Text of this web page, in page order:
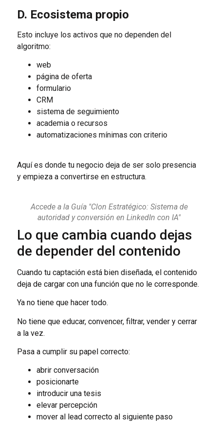
D. Ecosistema propio
Esto incluye los activos que no dependen del
algoritmo:
web
página de oferta
formulario
CRM
sistema de seguimiento
academia o recursos
automatizaciones mínimas con criterio
Aquí es donde tu negocio deja de ser solo presencia
y empieza a convertirse en estructura.
Accede a la Guía "Clon Estratégico: Sistema de
autoridad y conversión en LinkedIn con IA"
Lo que cambia cuando dejas
de depender del contenido
Cuando tu captación está bien diseñada, el contenido
deja de cargar con una función que no le corresponde.
Ya no tiene que hacer todo.
No tiene que educar, convencer, filtrar, vender y cerrar
a la vez.
Pasa a cumplir su papel correcto:
abrir conversación
posicionarte
introducir una tesis
elevar percepción
mover al lead correcto al siguiente paso